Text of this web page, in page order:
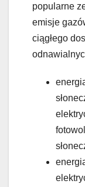
popularne
emisje
ciągłego